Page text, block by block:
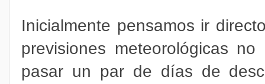
Inicialmente pensamos ir
previsiones meteorológicas
pasar un par de días de